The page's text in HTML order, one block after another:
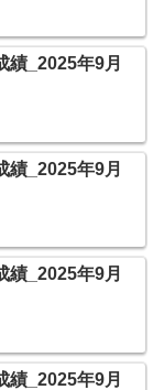
績_2025年9月
績_2025年9月
績_2025年9月
績_2025年9月